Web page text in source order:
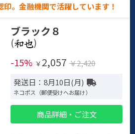
。金融機関で活躍しています！
ブラック８
(
)
-15% ￥ 2,057 ￥2,420
発送日：8月10日(月)
ネコポス（郵便受けへお届け）
商品詳細・ご注文